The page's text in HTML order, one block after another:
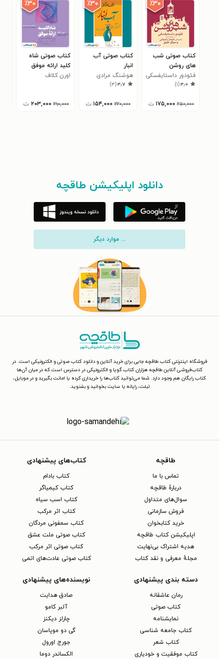
٪۳۰
کتاب صوتی شب
های روشن
فئودور داستایفسکی
۳٫۰(۱)
۲۵۰,۰۰۰ ۱۷۵,۰۰۰ ت
٪۳۰
کتاب صوتی آب‌
انبار
هوشنگ مرادی
کرمانی
۳٫۷(۳)
۲۲۰,۰۰۰ ۱۵۴,۰۰۰ ت
٪۳۰
کتاب صوتی شاه‌
کلید ارائه موفق
اورن کلاف
۲۹۰,۰۰۰ ۲۰۳,۰۰۰ ت
دانلود اپلیکیشن طاقچه
... موارد دیگر
فروشگاه اینترنتی کتاب طاقچه جایی برای خرید آنلاین و دانلود کتاب صوتی و الکترونیکی است. در
کتاب‌فروشی آنلاین طاقچه هزاران کتاب گویا و الکترونیکی در دسترس است که در میان آن‌ها
کتاب رایگان هم وجود دارد. شما می‌توانید کتاب‌ها را خریداری کرده یا امانت بگیرید و در موبایل،
تبلت، رایانه یا سایت بخوانید و بشنوید.
طاقچه
تماس با ما
دربارهٔ طاقچه
سوال‌های متداول
فروش سازمانی
خرید کتابخوان
اپلیکیشن کتاب طاقچه
هدیه اشتراک بی‌نهایت
مجلهٔ معرفی و نقد کتاب
کتاب‌های پیشنهادی
کتاب بادام
کتاب کیمیاگر
کتاب اسب سیاه
کتاب اثر مرکب
کتاب سمفونی مردگان
کتاب صوتی ملت عشق
کتاب صوتی اثر مرکب
کتاب صوتی عادت‌های اتمی
دسته بندی پیشنهادی
رمان عاشقانه
کتاب‌ صوتی
نمایشنامه
کتاب جامعه شناسی
کتاب شعر
کتاب موفقیت و خودیاری
نویسنده‌های پیشنهادی
صادق هدایت
آلبر کامو
چارلز دیکنز
گی دو موپاسان
جورج اورول
الکساندر دوما